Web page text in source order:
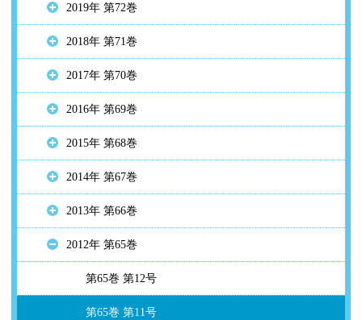
2019年 第72巻
2018年 第71巻
2017年 第70巻
2016年 第69巻
2015年 第68巻
2014年 第67巻
2013年 第66巻
2012年 第65巻
第65巻 第12号
第65巻 第11号